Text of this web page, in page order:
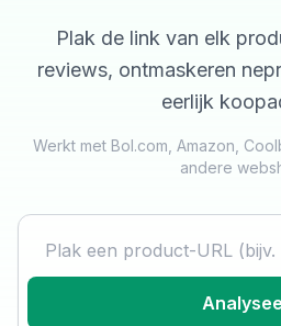
Plak de link van elk
reviews, ontmaskeren
eerlijk
Werkt met Bol.com, Amazon,
andere